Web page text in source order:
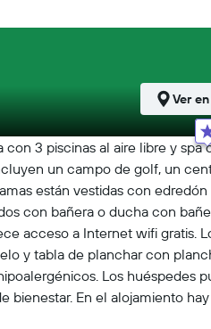
3 piscinas al aire libre y
un campo de golf, un
están vestidas con
con bañera o ducha con
acceso a Internet wifi gratis.
y tabla de planchar con
Los
bienestar. En el alojamiento
Ver